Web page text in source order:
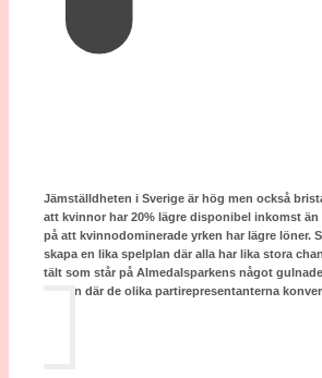
Jämställdheten i Sverige är hög men också
att kvinnor har 20% lägre disponibel inkomst
på att kvinnodominerade yrken har lägre löner.
skapa en lika spelplan där alla har lika stora
tält som står på Almedalsparkens något
cirkeln där de olika partirepresentanterna